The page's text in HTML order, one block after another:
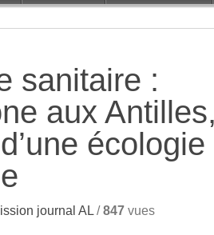
sanitaire :
aux
écologie
journal AL /847 vues